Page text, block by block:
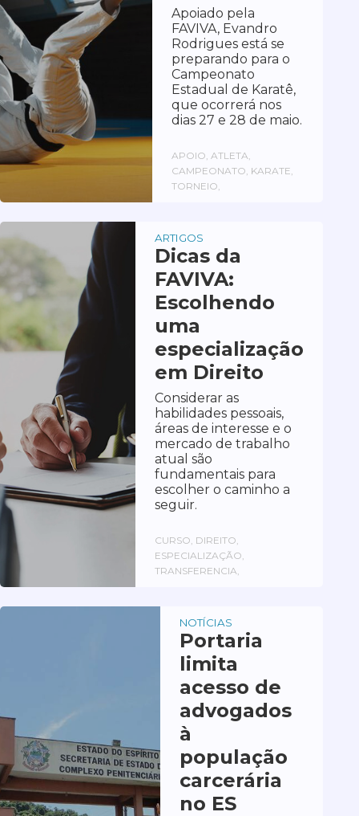
Apoiado pela
FAVIVA, Evandro
Rodrigues está se
preparando para o
Campeonato
Estadual de Karatê,
que ocorrerá nos
dias 27 e 28 de maio.
APOIO, ATLETA,
CAMPEONATO, KARATE,
TORNEIO,
ARTIGOS
Dicas da
FAVIVA:
Escolhendo
uma
especialização
em Direito
Considerar as
habilidades pessoais,
áreas de interesse e o
mercado de trabalho
atual são
fundamentais para
escolher o caminho a
seguir.
CURSO, DIREITO,
ESPECIALIZAÇÃO,
TRANSFERENCIA,
NOTÍCIAS
Portaria
limita
acesso de
advogados
à
população
carcerária
no ES